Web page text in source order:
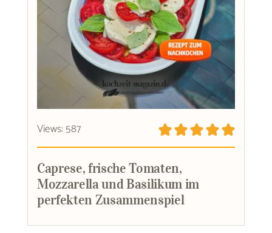
Views: 587
Caprese, frische Tomaten,
Mozzarella und Basilikum im
perfekten Zusammenspiel